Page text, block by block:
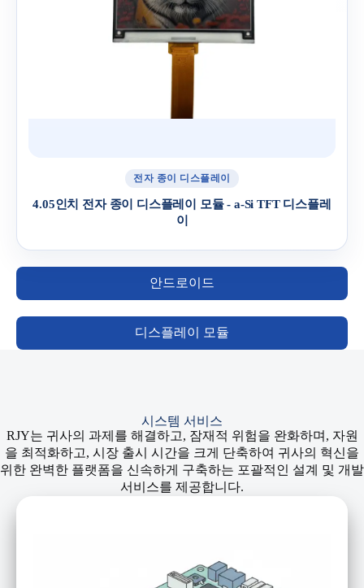
안드로이드
디스플레이 모듈
전자 종이 디스플레이
4.05인치 전자 종이 디스플레이 모듈 - a-Si TFT 디스플레
이
시스템 서비스
RJY는 귀사의 과제를 해결하고, 잠재적 위험을 완화하며, 자원
을 최적화하고, 시장 출시 시간을 크게 단축하여 귀사의 혁신을
위한 완벽한 플랫폼을 신속하게 구축하는 포괄적인 설계 및 개발
서비스를 제공합니다.